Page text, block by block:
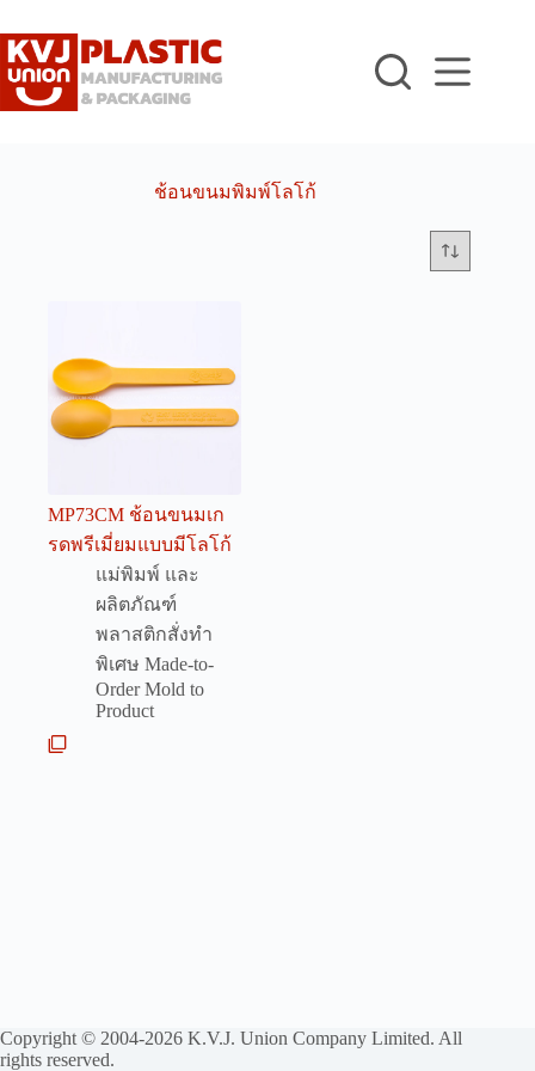
to
content
ช้อนขนมพิมพ์โลโก้
MP73CM ช้อนขนมเก
รดพรีเมี่ยมแบบมีโลโก้
แม่พิมพ์ และ
ผลิตภัณฑ์
พลาสติกสั่งทำ
พิเศษ Made-to-
Order Mold to
Product
Copyright © 2004-2026 K.V.J. Union Company Limited. All
rights reserved.